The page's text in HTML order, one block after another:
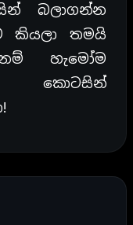
බලාගන්න
කියලා තමයි
හැමෝම
කොටසින්